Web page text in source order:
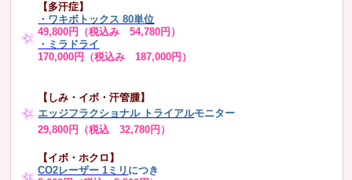
【多汗症】
・ ワキボトックス 80単位
49,800円（税込み 54,780円）
・ミラドライ
170,000円（税込み 187,000円）
【しみ・イボ・汗管腫】
エッジフラクショナル トライアルモニター
29,800円（税込 32,780円）
【イボ・ホクロ】
CO2レーザー 1ミリ につき